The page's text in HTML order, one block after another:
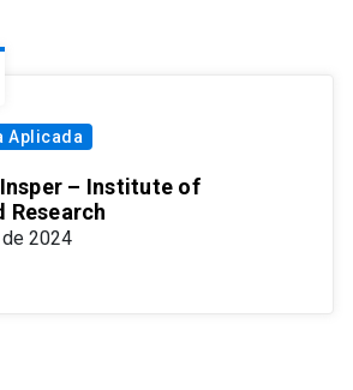
Aplicada
– Institute of
Research
2024